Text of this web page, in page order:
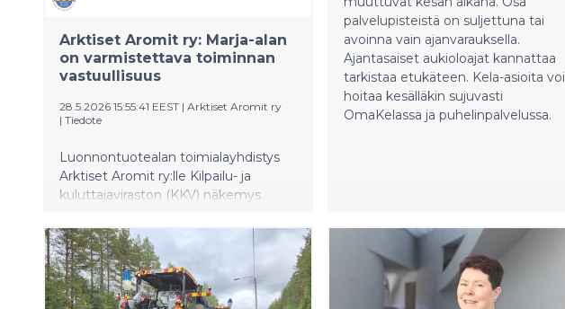
Arktiset Aromit ry: Marja-alan
on varmistettava toiminnan
vastuullisuus
28.5.2026 15:55:41 EEST | Arktiset Aromit ry
| Tiedote
Luonnontuotealan toimialayhdistys
Arktiset Aromit ry:lle Kilpailu- ja
kuluttajaviraston (KKV) näkemys
oli yllätys. Alan toiminta on
muuttunut vuoden 2023 jälkeen, eikä
kartelliepäilyjä ole sen jälkeen tullut.
Toiminta ennen vuotta 2024 ei saa
palvelupisteistä on suljettuna tai
avoinna vain ajanvarauksella.
Ajantasaiset aukioloajat kannattaa
tarkistaa etukäteen. Kela-asioita voi
hoitaa kesälläkin sujuvasti
OmaKelassa ja puhelinpalvelussa.